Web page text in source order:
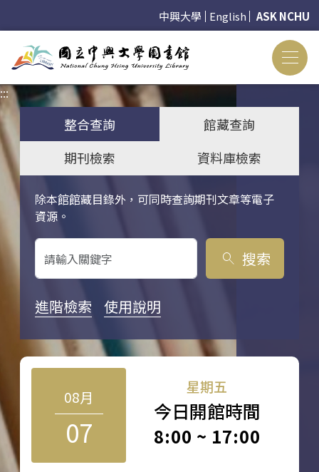
中興大學 English ASK NCHU
:::
整合查詢
館藏查詢
期刊檢索
資料庫檢索
除本館館藏目錄外，可同時查詢期刊文章等電子
資源。
關鍵字搜尋
search 搜索
進階檢索 使用說明
08月
07
星期五
今日開館時間
8:00 ~ 17:00